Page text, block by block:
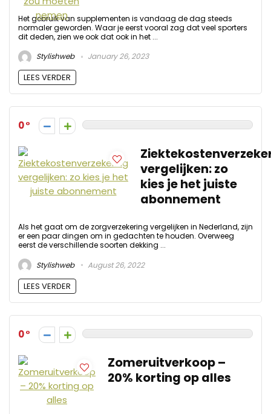
Het gebruik van supplementen is vandaag de dag steeds
normaler geworden. Waar je eerst vooral zag dat veel sporters
dit deden, zien we ook dat ook in het ...
Stylishweb
January 26, 2023
LEES VERDER
0
vergelijken: zo
kies je het juiste
abonnement
Als het gaat om de zorgverzekering vergelijken in Nederland, zijn
er een paar dingen om in gedachten te houden. Overweeg
eerst de verschillende soorten dekking ...
Stylishweb
August 26, 2022
LEES VERDER
0
Zomeruitverkoop –
20% korting op alles